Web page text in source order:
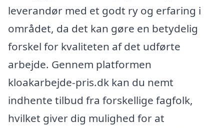
leverandør med et godt ry og erfaring i
området, da det kan gøre en betydelig
forskel for kvaliteten af det udførte
arbejde. Gennem platformen
kloakarbejde-pris.dk kan du nemt
indhente tilbud fra forskellige fagfolk,
hvilket giver dig mulighed for at